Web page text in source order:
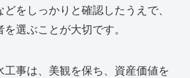
をしっかりと確認したうえで、
選ぶことが大切です。
工事は、美観を保ち、資産価値を